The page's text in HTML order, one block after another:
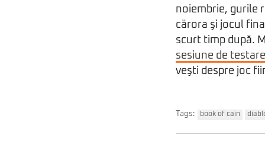
noiembrie, gurile
cărora şi jocul
scurt timp după.
sesiune de
veşti despre joc
Tags: book of cain